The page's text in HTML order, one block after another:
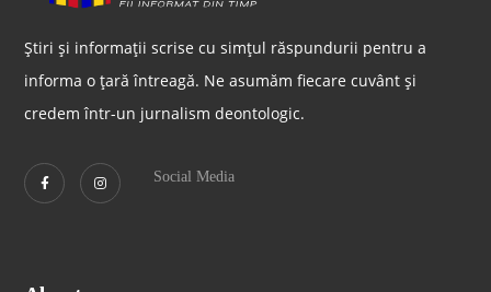
Știri și informații scrise cu simțul răspundurii pentru a
informa o țară întreagă. Ne asumăm fiecare cuvânt și
credem într-un jurnalism deontologic.
Social Media